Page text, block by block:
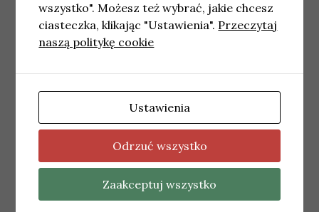
Podsumowanie działań „Bezpieczny
Pieszy” w Katowicach
15 kwietnia, 2026 redakcja
wszystko". Możesz też wybrać, jakie chcesz
ciasteczka, klikając "Ustawienia". Przeczytaj
naszą politykę cookie
Ustawienia
Odrzuć wszystko
Zaakceptuj wszystko